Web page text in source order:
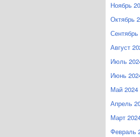
Ноябрь
Октябрь
Сентябрь
Август
Июль
Июнь
Май 2024
Апрель
Март
Февраль